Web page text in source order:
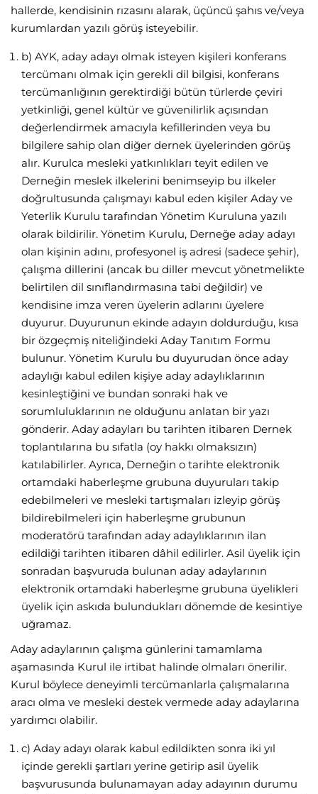
hallerde, kendisinin rızasını alarak, üçüncü şahıs ve/veya
kurumlardan yazılı görüş isteyebilir.
b) AYK, aday adayı olmak isteyen kişileri konferans
tercümanı olmak için gerekli dil bilgisi, konferans
tercümanlığının gerektirdiği bütün türlerde çeviri
yetkinliği, genel kültür ve güvenilirlik açısından
değerlendirmek amacıyla kefillerinden veya bu
bilgilere sahip olan diğer dernek üyelerinden görüş
alır. Kurulca mesleki yatkınlıkları teyit edilen ve
Derneğin meslek ilkelerini benimseyip bu ilkeler
doğrultusunda çalışmayı kabul eden kişiler Aday ve
Yeterlik Kurulu tarafından Yönetim Kuruluna yazılı
olarak bildirilir. Yönetim Kurulu, Derneğe aday adayı
olan kişinin adını, profesyonel iş adresi (sadece şehir),
çalışma dillerini (ancak bu diller mevcut yönetmelikte
belirtilen dil sınıflandırmasına tabi değildir) ve
kendisine imza veren üyelerin adlarını üyelere
duyurur. Duyurunun ekinde adayın doldurduğu, kısa
bir özgeçmiş niteliğindeki Aday Tanıtım Formu
bulunur. Yönetim Kurulu bu duyurudan önce aday
adaylığı kabul edilen kişiye aday adaylıklarının
kesinleştiğini ve bundan sonraki hak ve
sorumluluklarının ne olduğunu anlatan bir yazı
gönderir. Aday adayları bu tarihten itibaren Dernek
toplantılarına bu sıfatla (oy hakkı olmaksızın)
katılabilirler. Ayrıca, Derneğin o tarihte elektronik
ortamdaki haberleşme grubuna duyuruları takip
edebilmeleri ve mesleki tartışmaları izleyip görüş
bildirebilmeleri için haberleşme grubunun
moderatörü tarafından aday adaylıklarının ilan
edildiği tarihten itibaren dâhil edilirler. Asil üyelik için
sonradan başvuruda bulunan aday adaylarının
elektronik ortamdaki haberleşme grubuna üyelikleri
üyelik için askıda bulundukları dönemde de kesintiye
uğramaz.
Aday adaylarının çalışma günlerini tamamlama
aşamasında Kurul ile irtibat halinde olmaları önerilir.
Kurul böylece deneyimli tercümanlarla çalışmalarına
aracı olma ve mesleki destek vermede aday adaylarına
yardımcı olabilir.
c) Aday adayı olarak kabul edildikten sonra iki yıl
içinde gerekli şartları yerine getirip asil üyelik
başvurusunda bulunamayan aday adayının durumu